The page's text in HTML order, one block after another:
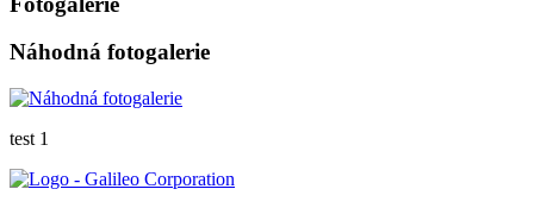
Náhodná fotogalerie
test 1